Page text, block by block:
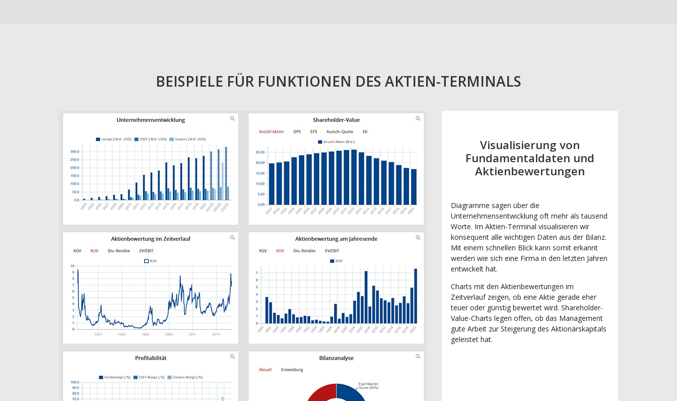
BEISPIELE FÜR FUNKTIONEN DES AKTIEN-TERMINALS
Visualisierung von
Fundamentaldaten und
Aktienbewertungen
Diagramme sagen über die
Unternehmensentwicklung oft mehr als tausend
Worte. Im Aktien-Terminal visualisieren wir
konsequent alle wichtigen Daten aus der Bilanz.
Mit einem schnellen Blick kann somit erkannt
werden wie sich eine Firma in den letzten Jahren
entwickelt hat.
Charts mit den Aktienbewertungen im
Zeitverlauf zeigen, ob eine Aktie gerade eher
teuer oder günstig bewertet wird. Shareholder-
Value-Charts legen offen, ob das Management
gute Arbeit zur Steigerung des Aktionärskapitals
geleistet hat.